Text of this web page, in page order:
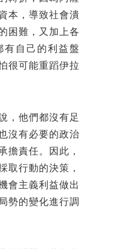
本，導致社會潰
困難，又加上各
有自己的利益盤
很可能重蹈伊拉
，他們都沒有足
沒有必要的政治
擔責任。因此，
取行動的決策，
會主義利益做出
勢的變化進行調